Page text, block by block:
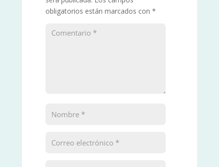
obligatorios están marcados con *